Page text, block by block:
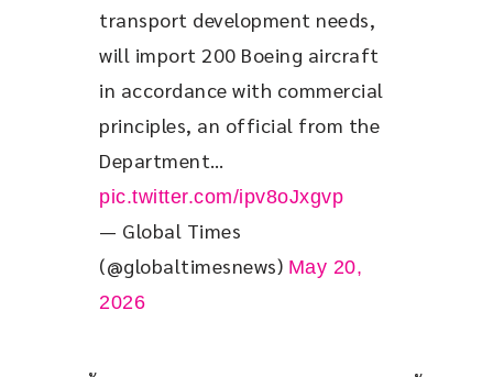
transport development needs,
will import 200 Boeing aircraft
in accordance with commercial
principles, an official from the
Department…
pic.twitter.com/ipv8oJxgvp
— Global Times
(@globaltimesnews) May 20,
2026